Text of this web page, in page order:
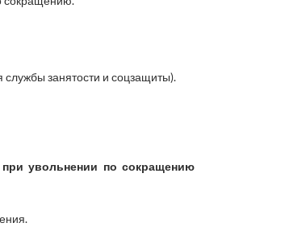
службы занятости и соцзащиты).
увольнении по сокращению